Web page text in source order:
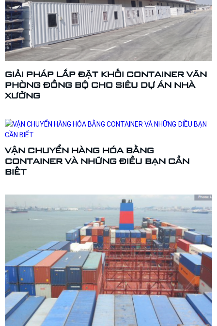
GIẢI PHÁP LẮP ĐẶT KHỐI CONTAINER VĂN
PHÒNG ĐỒNG BỘ CHO SIÊU DỰ ÁN NHÀ
XƯỞNG
VẬN CHUYỂN HÀNG HÓA BẰNG
CONTAINER VÀ NHỮNG ĐIỀU BẠN CẦN
BIẾT